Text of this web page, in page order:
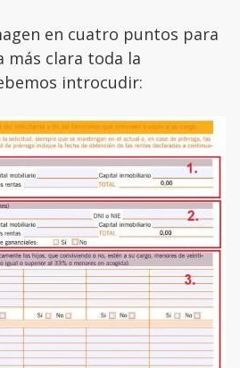
en cuatro puntos para
más clara toda la
introcudir: